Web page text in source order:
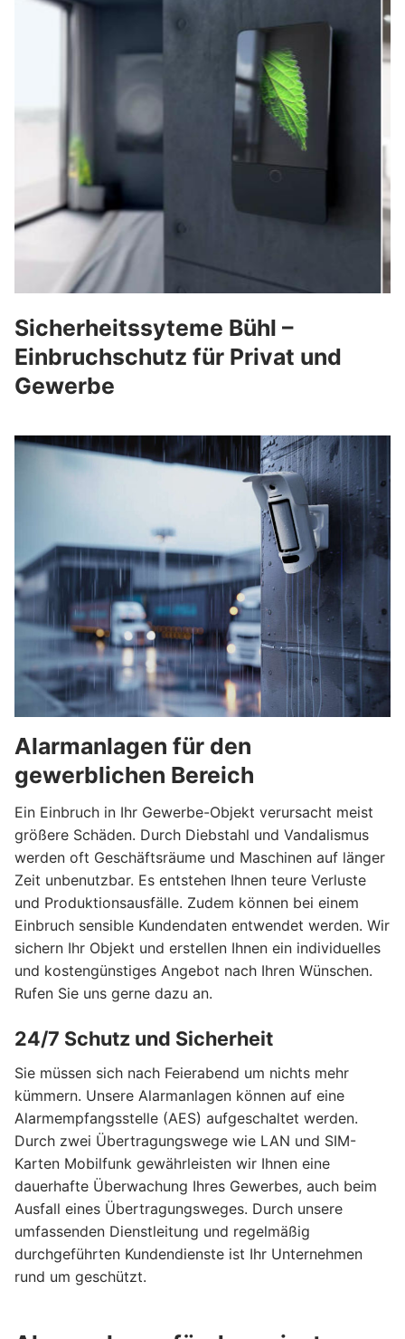
Sicherheitssyteme Bühl –
Einbruchschutz für Privat und
Gewerbe
Alarmanlagen für den
gewerblichen Bereich
Ein Einbruch in Ihr Gewerbe-Objekt verursacht meist
größere Schäden. Durch Diebstahl und Vandalismus
werden oft Geschäftsräume und Maschinen auf länger
Zeit unbenutzbar. Es entstehen Ihnen teure Verluste
und Produktionsausfälle. Zudem können bei einem
Einbruch sensible Kundendaten entwendet werden. Wir
sichern Ihr Objekt und erstellen Ihnen ein individuelles
und kostengünstiges Angebot nach Ihren Wünschen.
Rufen Sie uns gerne dazu an.
24/7 Schutz und Sicherheit
Sie müssen sich nach Feierabend um nichts mehr
kümmern. Unsere Alarmanlagen können auf eine
Alarmempfangsstelle (AES) aufgeschaltet werden.
Durch zwei Übertragungswege wie LAN und SIM-
Karten Mobilfunk gewährleisten wir Ihnen eine
dauerhafte Überwachung Ihres Gewerbes, auch beim
Ausfall eines Übertragungsweges. Durch unsere
umfassenden Dienstleitung und regelmäßig
durchgeführten Kundendienste ist Ihr Unternehmen
rund um geschützt.